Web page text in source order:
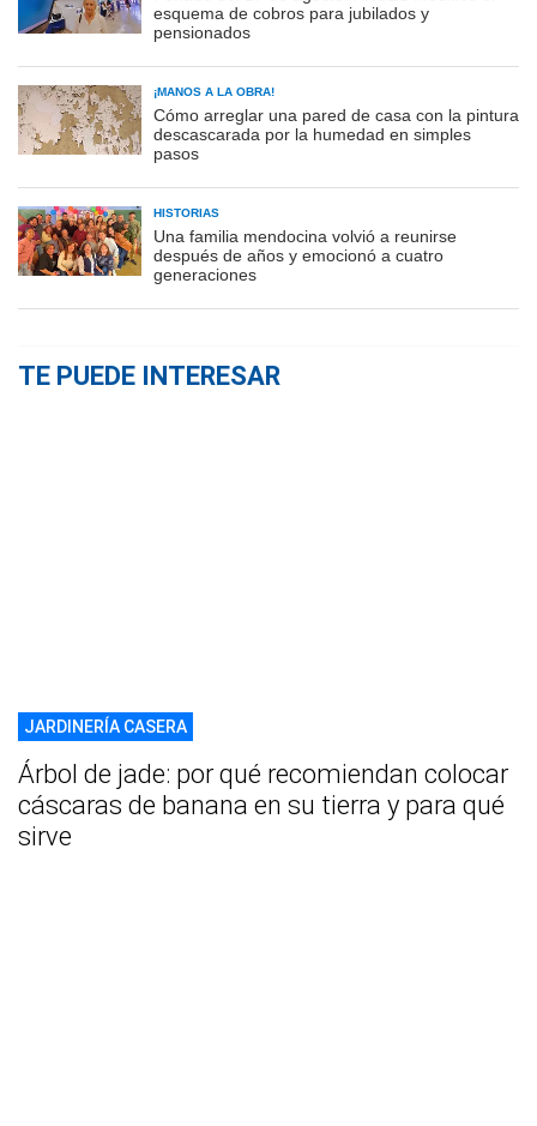
esquema de cobros para jubilados y
pensionados
¡MANOS A LA OBRA!
Cómo arreglar una pared de casa con la pintura
descascarada por la humedad en simples
pasos
HISTORIAS
Una familia mendocina volvió a reunirse
después de años y emocionó a cuatro
generaciones
TE PUEDE INTERESAR
JARDINERÍA CASERA
Árbol de jade: por qué recomiendan colocar
cáscaras de banana en su tierra y para qué
sirve